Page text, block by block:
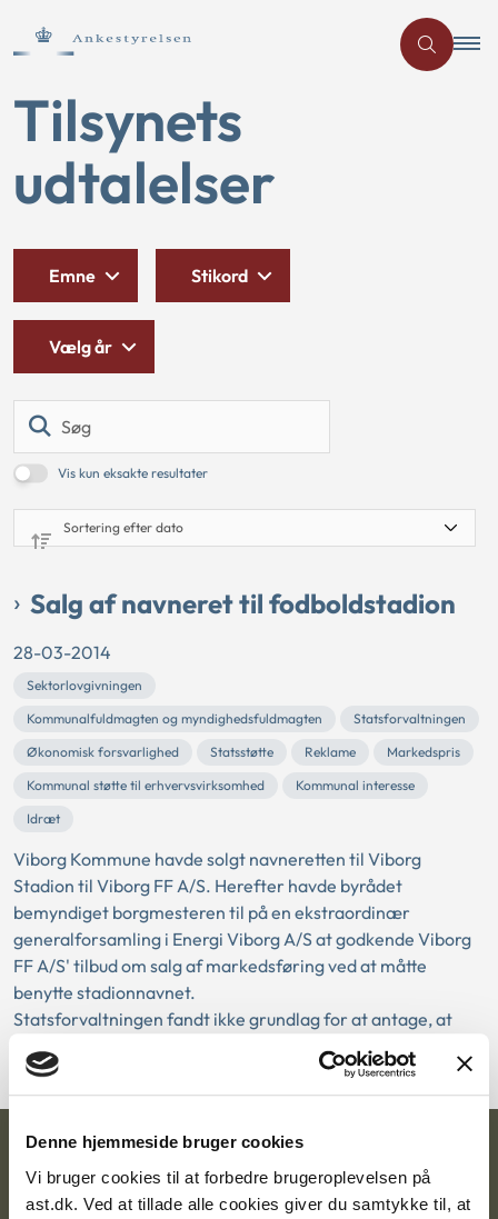
Denne hjemmeside bruger cookies
Vi bruger cookies til at forbedre brugeroplevelsen på
ast.dk. Ved at tillade alle cookies giver du samtykke til, at
Tilsynets
udtalelser
Vis kun eksakte resultater
Emne Stikord
Vælg år
Salg af navneret til fodboldstadion
28-03-2014
Sektorlovgivningen
Kommunalfuldmagten og myndighedsfuldmagten
Statsforvaltningen
Økonomisk forsvarlighed
Statsstøtte Reklame
Markedspris
Kommunal støtte til erhvervsvirksomhed
Kommunal interesse
Idræt
Viborg Kommune havde solgt navneretten til Viborg
Stadion til Viborg FF A/S. Herefter havde byrådet
bemyndiget borgmesteren til på en ekstraordinær
generalforsamling i Energi Viborg A/S at godkende Viborg
FF A/S' tilbud om salg af markedsføring ved at måtte
benytte stadionnavnet.
Statsforvaltningen fandt ikke grundlag for at antage, at
den indgåe...
Ankestyrelsen
Postadresse: